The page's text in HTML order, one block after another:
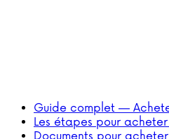
Guide complet —
Les étapes pour
Documents pour